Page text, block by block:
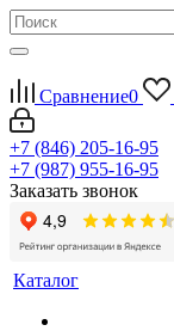
Сравнение0
+7 (846) 205-16-95
+7 (987) 955-16-95
Заказать звонок
Каталог